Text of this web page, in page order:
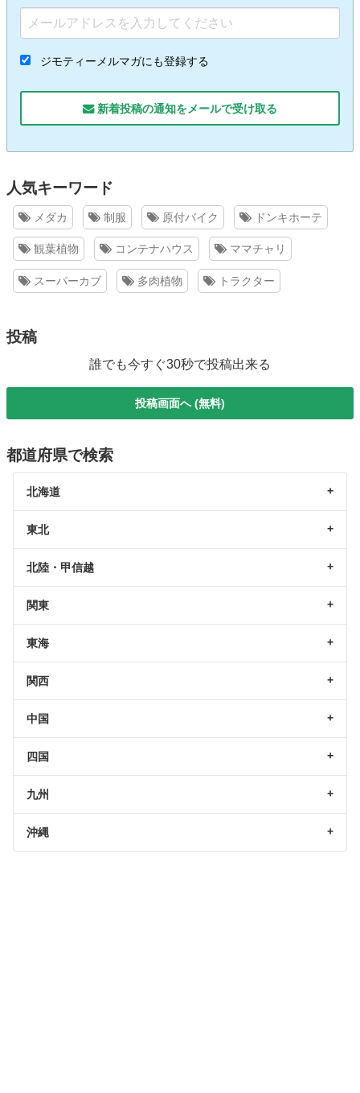
ジモティーメルマガにも登録する
新着投稿の通知をメールで受け取る
人気キーワード
メダカ 制服 原付バイク ドンキホーテ
観葉植物 コンテナハウス ママチャリ
スーパーカブ 多肉植物 トラクター
投稿
誰でも今すぐ30秒で投稿出来る
投稿画面へ (無料)
都道府県で検索
北海道
東北
北陸・甲信越
関東
東海
関西
中国
四国
九州
沖縄